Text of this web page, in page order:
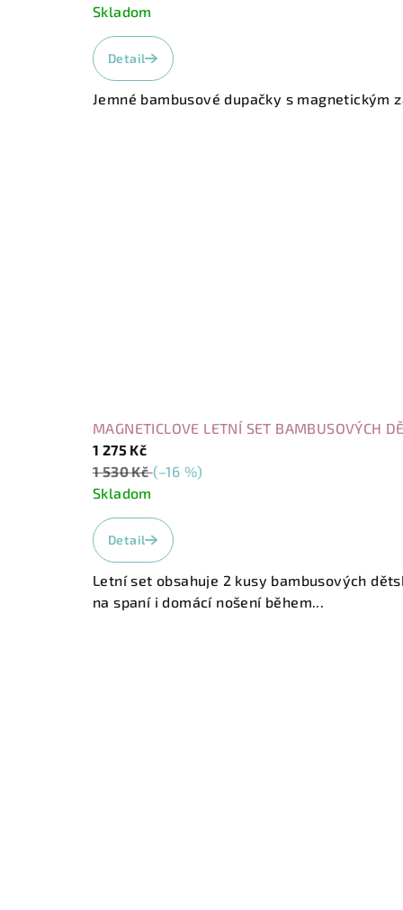
Skladom
Detail
Jemné bambusové dupačky s
MAGNETICLOVE LETNÍ SET BAMBUSOVÝCH
1 275 Kč
1 530 Kč (–16 %)
Skladom
Průměrné
hodnocení
produktu
je
5,0
Detail
Letní set obsahuje 2 kusy bambusových
na spaní i domácí nošení během...